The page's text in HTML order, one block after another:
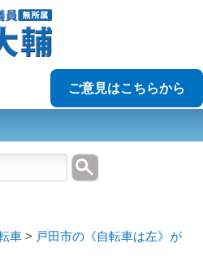
ご意見はこちらから
車 > 戸田市の《自転車は左》が